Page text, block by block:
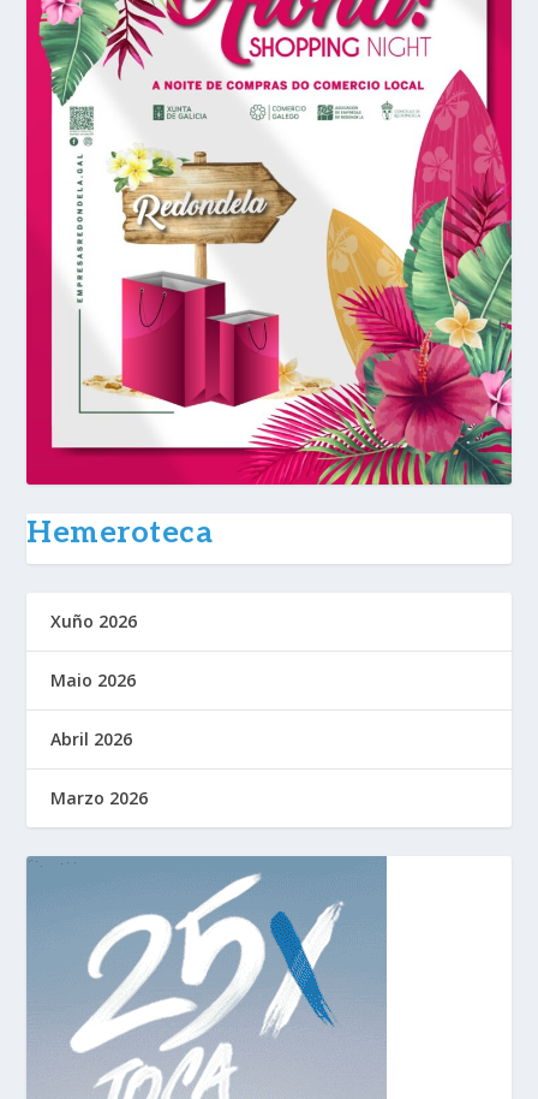
Hemeroteca
Xuño 2026
Maio 2026
Abril 2026
Marzo 2026